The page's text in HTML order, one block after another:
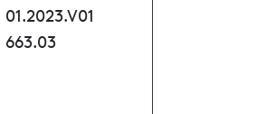
01.2023.V01
663.03